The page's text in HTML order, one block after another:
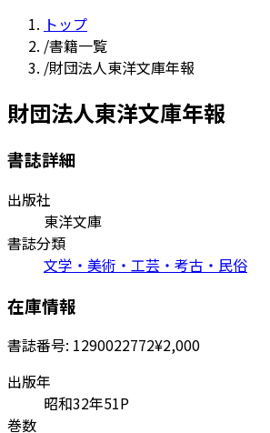
トップ
/書籍一覧
/財団法人東洋文庫年報
財団法人東洋文庫年報
書誌詳細
出版社
東洋文庫
書誌分類
文学・美術・工芸・考古・民俗
在庫情報
書誌番号: 1290022772¥2,000
出版年
昭和32年51P
巻数